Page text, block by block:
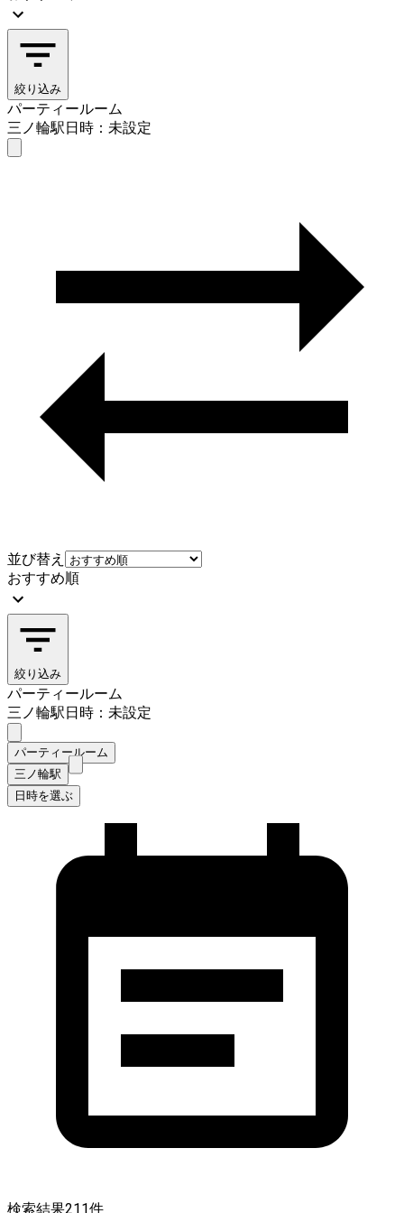
絞り込み
パーティールーム
三ノ輪駅日時：未設定
並び替え
おすすめ順
絞り込み
パーティールーム
三ノ輪駅日時：未設定
パーティールーム
三ノ輪駅
日時を選ぶ
検索結果211件